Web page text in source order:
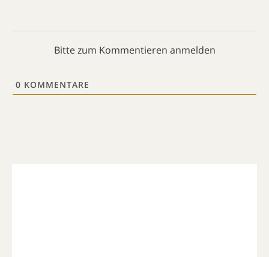
Bitte zum Kommentieren anmelden
0 KOMMENTARE